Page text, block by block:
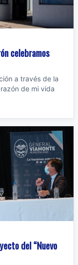
celebramos
a través de la
de mi vida
del “Nuevo